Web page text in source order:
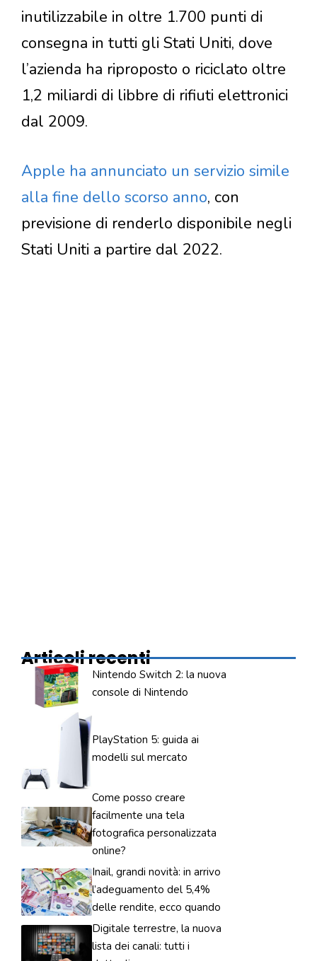
inutilizzabile in oltre 1.700 punti di
consegna in tutti gli Stati Uniti, dove
l’azienda ha riproposto o riciclato oltre
1,2 miliardi di libbre di rifiuti elettronici
dal 2009.
Apple ha annunciato un servizio simile
alla fine dello scorso anno, con
previsione di renderlo disponibile negli
Stati Uniti a partire dal 2022.
Articoli recenti
Nintendo Switch 2: la nuova
console di Nintendo
PlayStation 5: guida ai
modelli sul mercato
Come posso creare
facilmente una tela
fotografica personalizzata
online?
Inail, grandi novità: in arrivo
l’adeguamento del 5,4%
delle rendite, ecco quando
Digitale terrestre, la nuova
lista dei canali: tutti i